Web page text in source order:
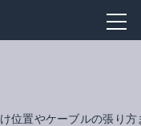
位置やケーブルの張り方